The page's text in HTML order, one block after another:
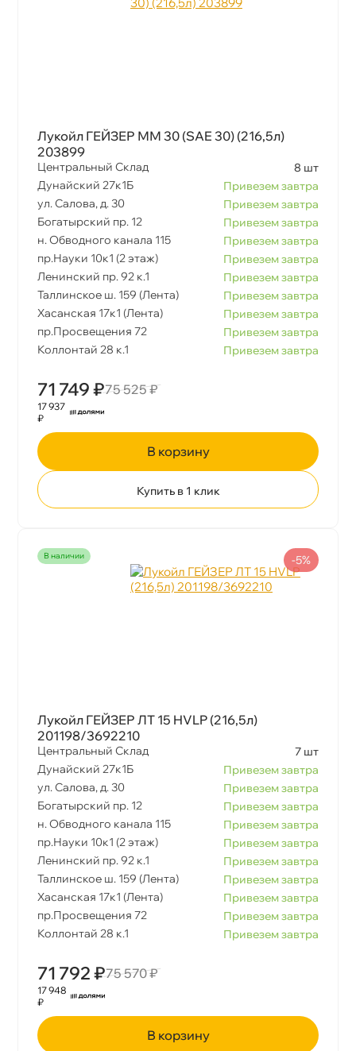
Лукойл ГЕЙЗЕР ММ 30 (SAE 30) (216,5л)
203899
Центральный Склад
8 шт
Дунайский 27к1Б
Привезем завтра
ул. Салова, д. 30
Привезем завтра
Богатырский пр. 12
Привезем завтра
н. Обводного канала 115
Привезем завтра
пр.Науки 10к1 (2 этаж)
Привезем завтра
Ленинский пр. 92 к.1
Привезем завтра
Таллинское ш. 159 (Лента)
Привезем завтра
Хасанская 17к1 (Лента)
Привезем завтра
пр.Просвещения 72
Привезем завтра
Коллонтай 28 к.1
Привезем завтра
71 749 ₽75 525 ₽
17 937
₽
корзину
Купить в 1 клик
наличии
Лукойл ГЕЙЗЕР ЛТ 15 HVLP (216,5л)
201198/3692210
Центральный Склад
7 шт
Дунайский 27к1Б
Привезем завтра
ул. Салова, д. 30
Привезем завтра
Богатырский пр. 12
Привезем завтра
н. Обводного канала 115
Привезем завтра
пр.Науки 10к1 (2 этаж)
Привезем завтра
Ленинский пр. 92 к.1
Привезем завтра
Таллинское ш. 159 (Лента)
Привезем завтра
Хасанская 17к1 (Лента)
Привезем завтра
пр.Просвещения 72
Привезем завтра
Коллонтай 28 к.1
Привезем завтра
71 792 ₽75 570 ₽
-5%
17 948
₽
корзину